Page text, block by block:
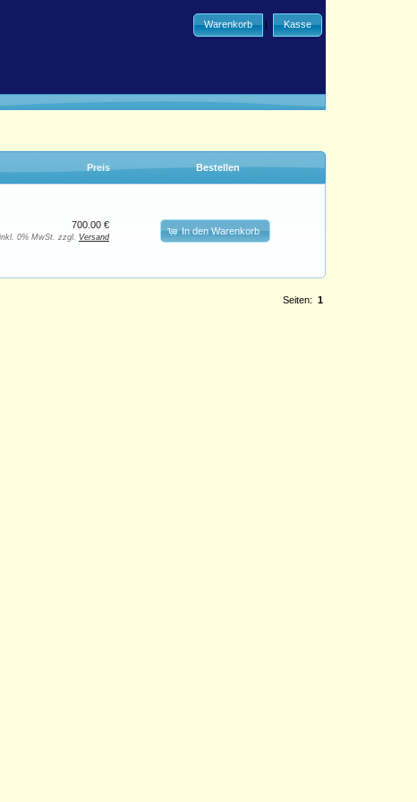
Warenkorb | Kasse
Preis Bestellen
700.00 €
inkl. 0% MwSt. zzgl. Versand
In den Warenkorb
Seiten: 1